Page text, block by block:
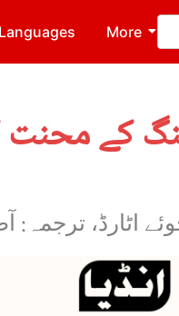
More
کے محنت
اٹارڈ،